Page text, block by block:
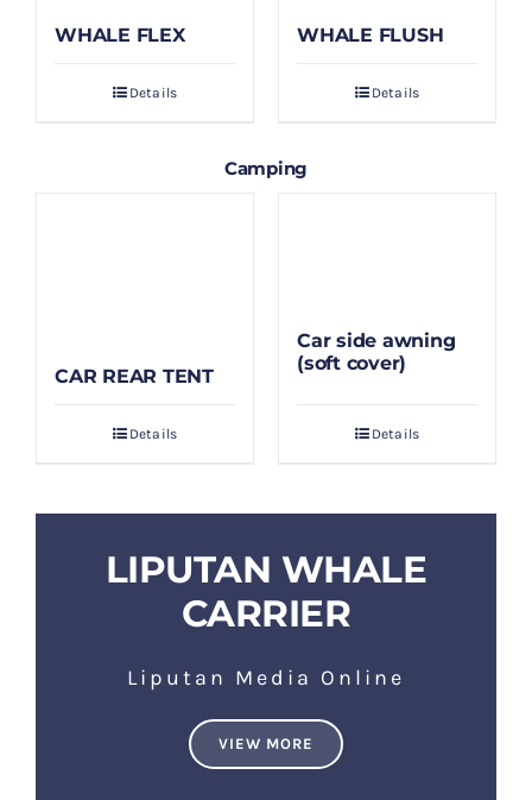
WHALE FLEX
Details
WHALE FLUSH
Details
Camping
CAR REAR TENT
Details
Car side awning
(soft cover)
Details
LIPUTAN WHALE
CARRIER
Liputan Media Online
VIEW MORE